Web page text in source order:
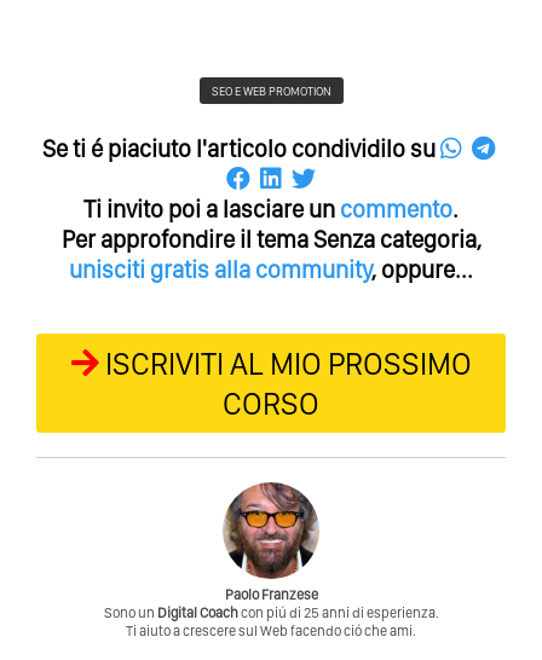
SEO E WEB PROMOTION
Se ti é piaciuto l'articolo condividilo su
Ti invito poi a lasciare un commento.
Per approfondire il tema Senza categoria,
unisciti gratis alla community, oppure...
ISCRIVITI AL MIO PROSSIMO
CORSO
Paolo Franzese
Sono un Digital Coachcon piú di 25 anni di esperienza.
Ti aiuto a crescere sul Web facendo ció che ami.